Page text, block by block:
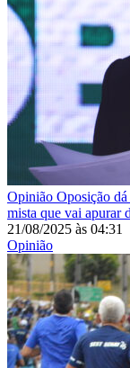
Opinião Oposição dá
mista que vai apurar
21/08/2025 às 04:31
Opinião